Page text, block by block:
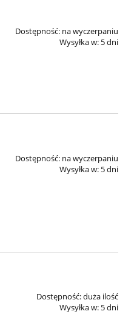
Dostępność: na wyczerpaniu
Wysyłka w: 5 dni
Dostępność: na wyczerpaniu
Wysyłka w: 5 dni
Dostępność:duża ilość
Wysyłka w: 5 dni